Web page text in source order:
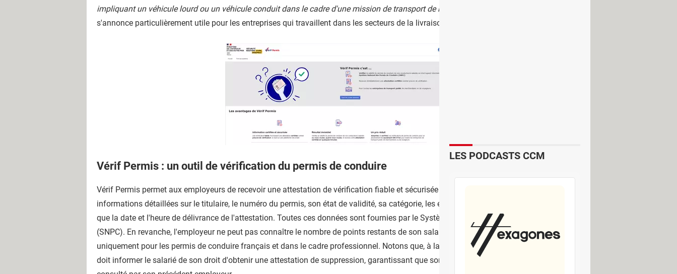
impliquant un véhicule lourd ou un véhicule conduit dans le cadre d'une mission de transport de marchandises ou de voyageurs"
s'annonce particulièrement utile pour les entreprises qui travaillent dans les secteurs de la livraison ou du transport.
Vérif Permis : un outil de vérification du permis de conduire
Vérif Permis permet aux employeurs de recevoir une attestation de vérification fiable et sécurisée du permis de conduire, contenant des
informations détaillées sur le titulaire, le numéro du permis, son état de validité, sa catégorie, les éventuelles conditions restrictives, ainsi
que la date et l'heure de délivrance de l'attestation. Toutes ces données sont fournies par le Système National des Permis de Conduire
(SNPC). En revanche, l'employeur ne peut pas connaître le nombre de points restants de son salarié. De plus, la plateforme fonctionne
uniquement pour les permis de conduire français et dans le cadre professionnel. Notons que, à la fin du contrat de travail, l'employeur
doit informer le salarié de son droit d'obtenir une attestation de suppression, garantissant que son permis de conduire ne pourra plus être
LES PODCASTS CCM